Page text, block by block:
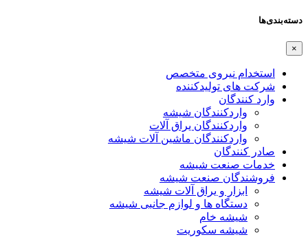
دسته‌بندی‌ها
×
استخدام نیروی متخصص
شرکت های تولیدکننده
وارد کنندگان
واردکنندگان شیشه
واردکنندگان یراق آلات
واردکنندگان ماشین آلات شیشه
صادر کنندگان
خدمات صنعت شیشه
فروشندگان صنعت شیشه
ابزار و یراق آلات شیشه
دستگاه ها و لوازم جانبی شیشه
شیشه خام
شیشه سکوریت